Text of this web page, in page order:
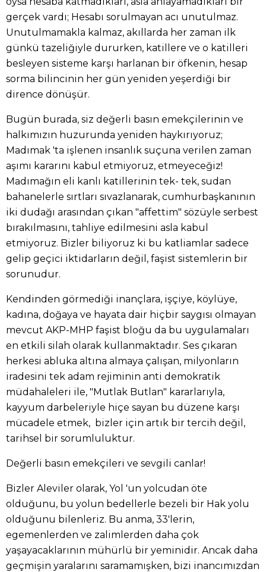
gerçek vardı; Hesabı sorulmayan acı unutulmaz.
Unutulmamakla kalmaz, akıllarda her zaman ilk
günkü tazeliğiyle dururken, katillere ve o katilleri
besleyen sisteme karşı harlanan bir öfkenin, hesap
sorma bilincinin her gün yeniden yeşerdiği bir
dirence dönüşür.
Bugün burada, siz değerli basın emekçilerinin ve
halkımızın huzurunda yeniden haykırıyoruz;
Madımak 'ta işlenen insanlık suçuna verilen zaman
aşımı kararını kabul etmiyoruz, etmeyeceğiz!
Madımağın eli kanlı katillerinin tek- tek, sudan
bahanelerle sırtları sıvazlanarak, cumhurbaşkanının
iki dudağı arasından çıkan "affettim" sözüyle serbest
bırakılmasını, tahliye edilmesini asla kabul
etmiyoruz. Bizler biliyoruz ki bu katliamlar sadece
gelip geçici iktidarların değil, faşist sistemlerin bir
sorunudur.
Kendinden görmediği inançlara, işçiye, köylüye,
kadına, doğaya ve hayata dair hiçbir saygısı olmayan
mevcut AKP-MHP faşist bloğu da bu uygulamaları
en etkili silah olarak kullanmaktadır. Ses çıkaran
herkesi abluka altına almaya çalışan, milyonların
iradesini tek adam rejiminin anti demokratik
müdahaleleri ile, "Mutlak Butlan" kararlarıyla,
kayyum darbeleriyle hiçe sayan bu düzene karşı
mücadele etmek, bizler için artık bir tercih değil,
tarihsel bir sorumluluktur.
Değerli basın emekçileri ve sevgili canlar!
Bizler Aleviler olarak, Yol 'un yolcudan öte
olduğunu, bu yolun bedellerle bezeli bir Hak yolu
olduğunu bilenleriz. Bu anma, 33'lerin,
egemenlerden ve zalimlerden daha çok
yaşayacaklarının mühürlü bir yeminidir. Ancak daha
geçmişin yaralarını saramamışken, bizi inancımızdan